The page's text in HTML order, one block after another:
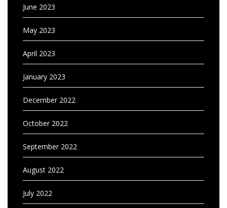
June 2023
May 2023
April 2023
January 2023
December 2022
October 2022
September 2022
August 2022
July 2022